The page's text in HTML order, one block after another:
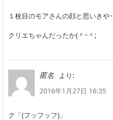
１枚目のモアさんの顔と思いきや
クリエちゃんだったか(＾ｰ＾;
匿名
より:
2016年1月27日 16:35
ク「(フッフッフ)」